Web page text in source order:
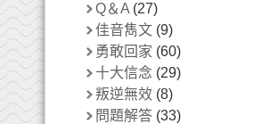
Q＆A (27)
佳音雋文 (9)
勇敢回家 (60)
十大信念 (29)
叛逆無效 (8)
問題解答 (33)